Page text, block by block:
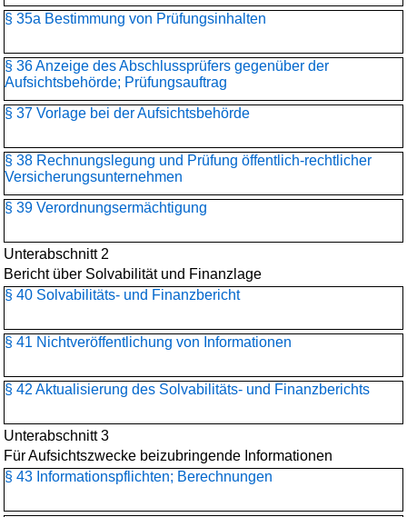
§ 35a Bestimmung von Prüfungsinhalten
§ 36 Anzeige des Abschlussprüfers gegenüber der
Aufsichtsbehörde; Prüfungsauftrag
§ 37 Vorlage bei der Aufsichtsbehörde
§ 38 Rechnungslegung und Prüfung öffentlich-rechtlicher
Versicherungsunternehmen
§ 39 Verordnungsermächtigung
Unterabschnitt 2
Bericht über Solvabilität und Finanzlage
§ 40 Solvabilitäts- und Finanzbericht
§ 41 Nichtveröffentlichung von Informationen
§ 42 Aktualisierung des Solvabilitäts- und Finanzberichts
Unterabschnitt 3
Für Aufsichtszwecke beizubringende Informationen
§ 43 Informationspflichten; Berechnungen